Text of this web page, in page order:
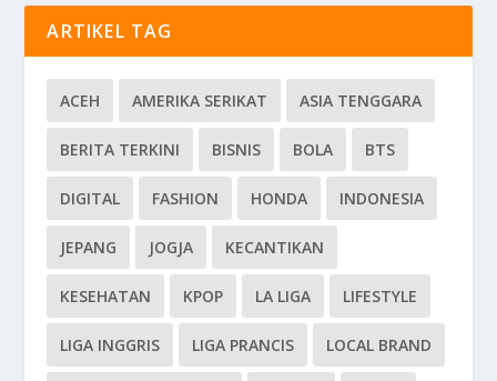
ARTIKEL TAG
ACEH AMERIKA SERIKAT ASIA TENGGARA
BERITA TERKINI BISNIS BOLA BTS
DIGITAL FASHION HONDA INDONESIA
JEPANG JOGJA KECANTIKAN
KESEHATAN KPOP LA LIGA LIFESTYLE
LIGA INGGRIS LIGA PRANCIS LOCAL BRAND